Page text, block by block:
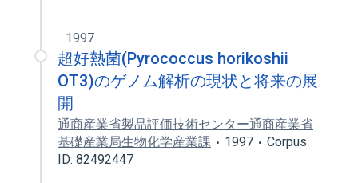
1997
超好熱菌(Pyrococcus horikoshii
OT3)のゲノム解析の現状と将来の展
開
通商産業省製品評価技術センター通商産業省
基礎産業局生物化学産業課
1997
Corpus
ID: 82492447